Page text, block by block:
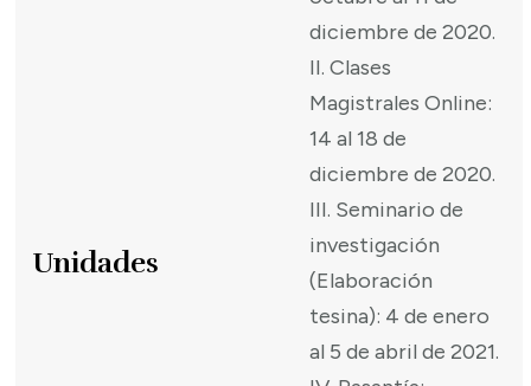
Unidades
diciembre de 2020.
II. Clases
Magistrales Online:
14 al 18 de
diciembre de 2020.
III. Seminario de
investigación
(Elaboración
tesina): 4 de enero
al 5 de abril de 2021.